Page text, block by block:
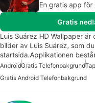
En gratis app för
Gratis
Luis Suárez HD Wallpaper
bilder av Luis Suárez, som
startsida.Applikationen
AndroidGratis Telefonbakgrund
Gratis Android Telefonbakgrund